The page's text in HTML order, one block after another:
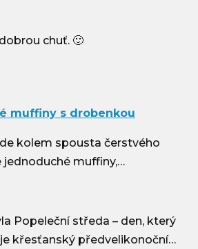
chuť. 🙂
muffiny s drobenkou
kolem spousta čerstvého
jednoduché muffiny,…
Popeleční středa – den, který
křesťanský předvelikonoční…